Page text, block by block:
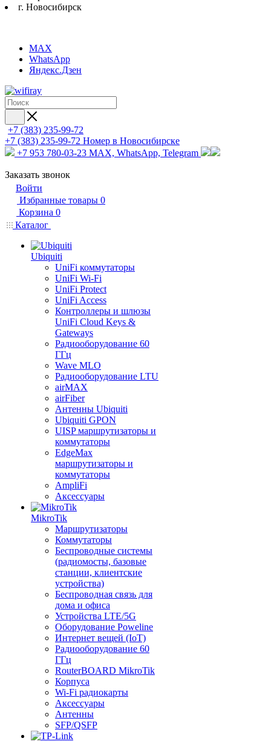
г. Новосибирск
MAX
WhatsApp
Яндекс.Дзен
+7 (383) 235-99-72
+7 (383) 235-99-72 Номер в Новосибирске
+7 953 780-03-23 MAX, WhatsApp, Telegram
Заказать звонок
Войти
Избранные товары 0
Корзина 0
Каталог
Ubiquiti
UniFi коммутаторы
UniFi Wi-Fi
UniFi Protect
UniFi Access
Контроллеры и шлюзы
UniFi Cloud Keys &
Gateways
Радиооборудование 60
ГГц
Wave MLO
Радиооборудование LTU
airMAX
airFiber
Антенны Ubiquiti
Ubiquiti GPON
UISP маршрутизаторы и
коммутаторы
EdgeMax
маршрутизаторы и
коммутаторы
AmpliFi
Аксессуары
MikroTik
Маршрутизаторы
Коммутаторы
Беспроводные системы
(радиомосты, базовые
станции, клиентские
устройства)
Беспроводная связь для
дома и офиса
Устройства LTE/5G
Оборудование Poweline
Интернет вещей (IoT)
Радиооборудование 60
ГГц
RouterBOARD MikroTik
Корпуса
Wi-Fi радиокарты
Аксессуары
Антенны
SFP/QSFP